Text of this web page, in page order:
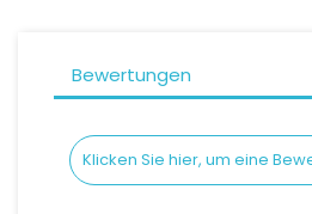
Écran
Écran
Bewertungen
Klicken Sie hier, um eine